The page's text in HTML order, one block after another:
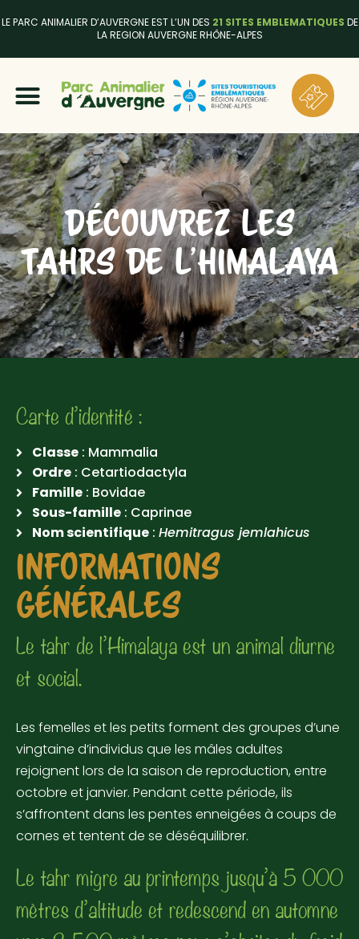
LE PARC ANIMALIER D’AUVERGNE EST L’UN DES 21 SITES EMBLEMATIQUES DE
LA REGION AUVERGNE RHÔNE-ALPES
DÉCOUVREZ LES
TAHRS DE L’HIMALAYA
Carte d’identité :
Classe : Mammalia
Ordre : Cetartiodactyla
Famille : Bovidae
Sous-famille : Caprinae
Nom scientifique : Hemitragus jemlahicus
INFORMATIONS
GÉNÉRALES
Le tahr de l’Himalaya est un animal diurne
et social.
Les femelles et les petits forment des groupes d’une
vingtaine d’individus que les mâles adultes
rejoignent lors de la saison de reproduction, entre
octobre et janvier. Pendant cette période, ils
s’affrontent dans les pentes enneigées à coups de
cornes et tentent de se déséquilibrer.
Le tahr migre au printemps jusqu’à 5 000
mètres d’altitude et redescend en automne